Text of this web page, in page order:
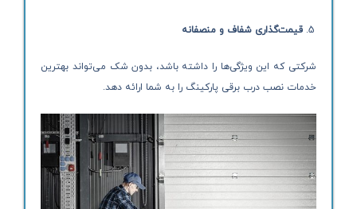
قیمت‌گذاری شفاف و منصفانه
شرکتی که این ویژگی‌ها را داشته باشد، بدون شک می‌تواند بهترین
خدمات نصب درب برقی پارکینگ را به شما ارائه دهد.